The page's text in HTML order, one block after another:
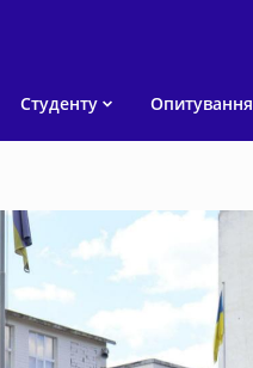
Студенту Опитування